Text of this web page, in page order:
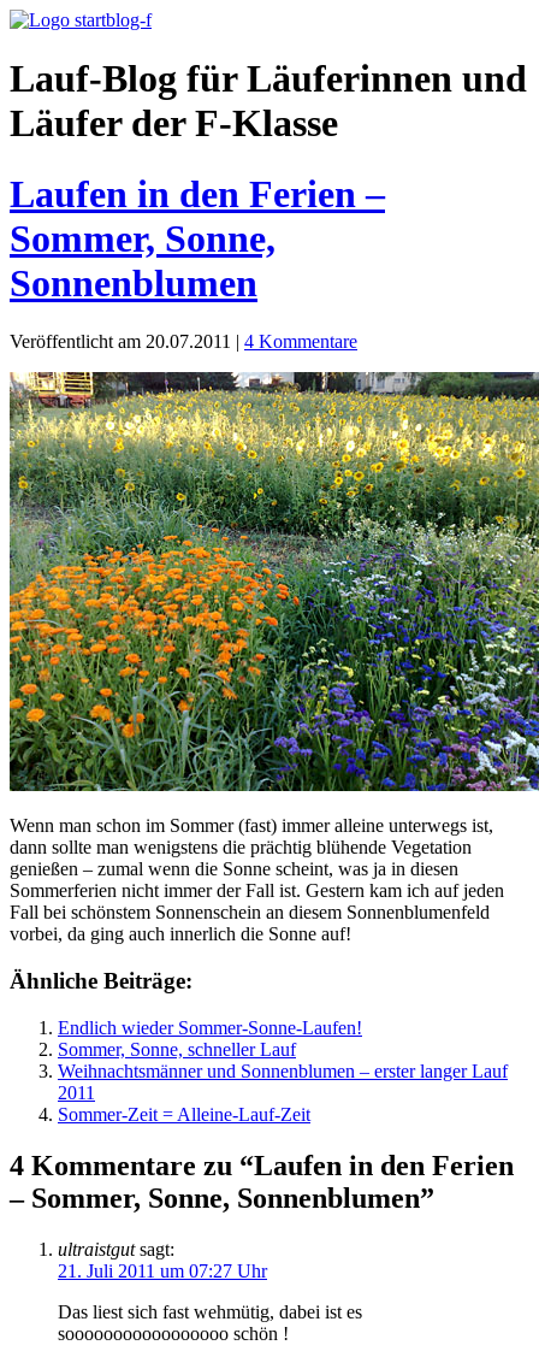
Lauf-Blog für Läuferinnen und
Läufer der F-Klasse
Laufen in den Ferien –
Sommer, Sonne,
Sonnenblumen
Veröffentlicht am 20.07.2011 | 4 Kommentare
Wenn man schon im Sommer (fast) immer alleine unterwegs ist,
dann sollte man wenigstens die prächtig blühende Vegetation
genießen – zumal wenn die Sonne scheint, was ja in diesen
Sommerferien nicht immer der Fall ist. Gestern kam ich auf jeden
Fall bei schönstem Sonnenschein an diesem Sonnenblumenfeld
vorbei, da ging auch innerlich die Sonne auf!
Ähnliche Beiträge:
Endlich wieder Sommer-Sonne-Laufen!
Sommer, Sonne, schneller Lauf
Weihnachtsmänner und Sonnenblumen – erster langer Lauf
2011
Sommer-Zeit = Alleine-Lauf-Zeit
4 Kommentare zu “Laufen in den Ferien
– Sommer, Sonne, Sonnenblumen”
ultraistgut sagt:
21. Juli 2011 um 07:27 Uhr
Das liest sich fast wehmütig, dabei ist es
sooooooooooooooooo schön !